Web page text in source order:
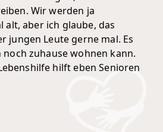
Wir werden ja
alt, aber ich glaube, das
jungen Leute gerne mal. Es
noch zuhause wohnen kann.
hilft eben Senioren